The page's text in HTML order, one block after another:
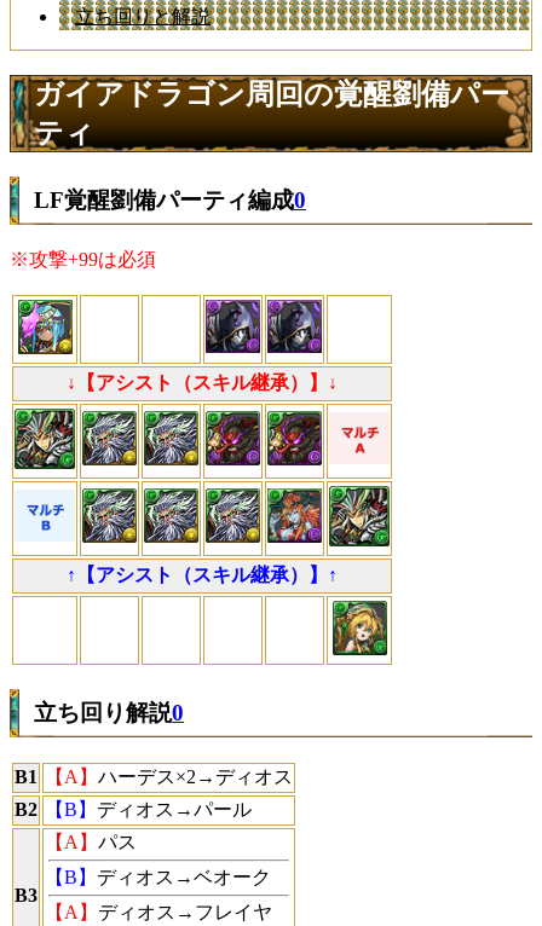
立ち回りと解説
ガイアドラゴン周回の覚醒劉備パー
ティ
LF覚醒劉備パーティ編成0
※攻撃+99は必須
↓【アシスト（スキル継承）】↓
↑【アシスト（スキル継承）】↑
立ち回り解説0
B1 【A】 ハーデス×2→ディオス
B2
【B】 ディオス→パール
B3
【A】 パス
【B】 ディオス→ベオーク
【A】 ディオス→フレイヤ